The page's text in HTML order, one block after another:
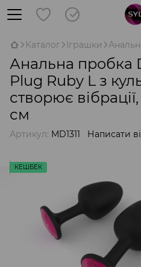
Каталог Іграшки
Анальна пробка
Plug Ruby L з
створює
см
Артикул: MD1311 Написати
КЕШБЕК